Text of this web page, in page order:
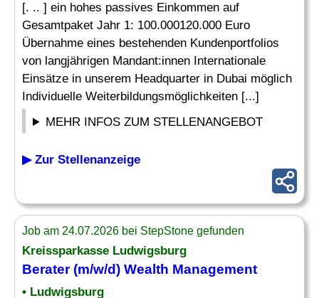
[. .. ] ein hohes passives Einkommen auf
Gesamtpaket Jahr 1: 100.000120.000 Euro
Übernahme eines bestehenden Kundenportfolios
von langjährigen Mandant:innen Internationale
Einsätze in unserem Headquarter in Dubai möglich
Individuelle Weiterbildungsmöglichkeiten [...]
MEHR INFOS ZUM STELLENANGEBOT
▶ Zur Stellenanzeige
Job am 24.07.2026 bei StepStone gefunden
Kreissparkasse Ludwigsburg
Berater (m/w/d) Wealth Management
• Ludwigsburg